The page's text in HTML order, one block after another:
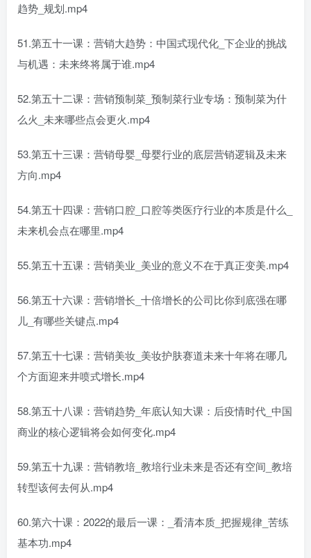
趋势_规划.mp4
51.第五十一课：营销大趋势：中国式现代化_下企业的挑战
与机遇：未来终将属于谁.mp4
52.第五十二课：营销预制菜_预制菜行业专场：预制菜为什
么火_未来哪些点会更火.mp4
53.第五十三课：营销母婴_母婴行业的底层营销逻辑及未来
方向.mp4
54.第五十四课：营销口腔_口腔等类医疗行业的本质是什么_
未来机会点在哪里.mp4
55.第五十五课：营销美业_美业的意义不在于真正变美.mp4
56.第五十六课：营销增长_十倍增长的公司比你到底强在哪
儿_有哪些关键点.mp4
57.第五十七课：营销美妆_美妆护肤赛道未来十年将在哪几
个方面迎来井喷式增长.mp4
58.第五十八课：营销趋势_年底认知大课：后疫情时代_中国
商业的核心逻辑将会如何变化.mp4
59.第五十九课：营销教培_教培行业未来是否还有空间_教培
转型该何去何从.mp4
60.第六十课：2022的最后一课：_看清本质_把握规律_苦练
基本功.mp4